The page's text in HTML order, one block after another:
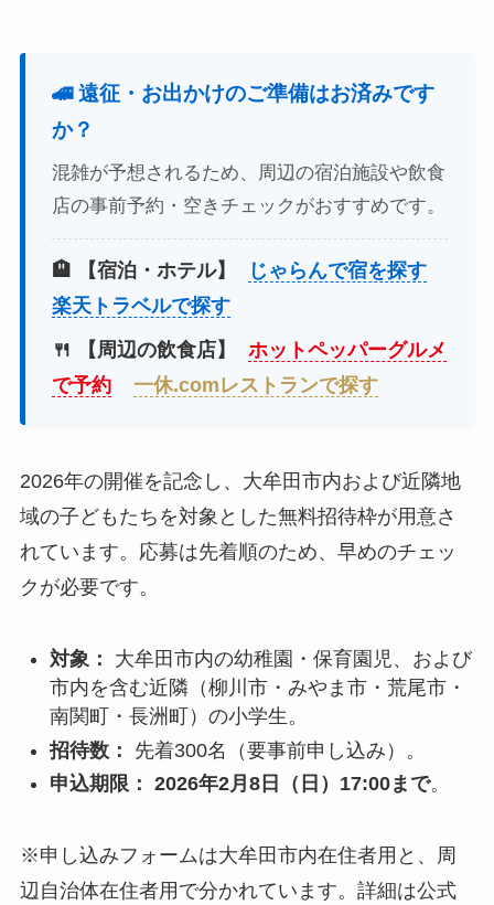
🚄 遠征・お出かけのご準備はお済みです
か？
混雑が予想されるため、周辺の宿泊施設や飲食
店の事前予約・空きチェックがおすすめです。
🏨 【宿泊・ホテル】
じゃらんで宿を探す
楽天トラベルで探す
🍴 【周辺の飲食店】
ホットペッパーグルメ
で予約
一休.comレストランで探す
2026年の開催を記念し、大牟田市内および近隣地
域の子どもたちを対象とした無料招待枠が用意さ
れています。応募は先着順のため、早めのチェッ
クが必要です。
対象：
大牟田市内の幼稚園・保育園児、および
市内を含む近隣（柳川市・みやま市・荒尾市・
南関町・長洲町）の小学生。
招待数：
先着300名（要事前申し込み）。
申込期限： 2026年2月8日（日）17:00まで。
※申し込みフォームは大牟田市内在住者用と、周
辺自治体在住者用で分かれています。詳細は公式